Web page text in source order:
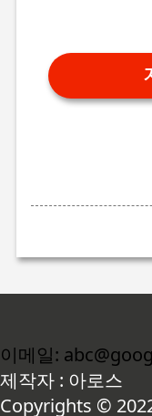
이메일:
제작자 : 아로스
Copyrights ©